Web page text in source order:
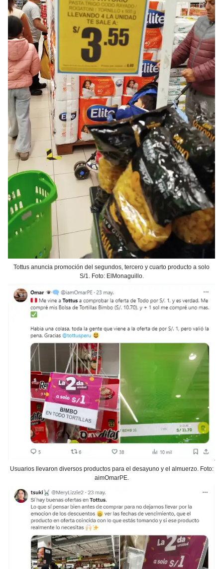
Tottus anuncia promoción del segundos, tercero y cuarto producto a solo
S/1. Foto: ElMonaguillo.
Usuarios llevaron diversos productos para el desayuno y el almuerzo. Foto:
aimOmarPE.